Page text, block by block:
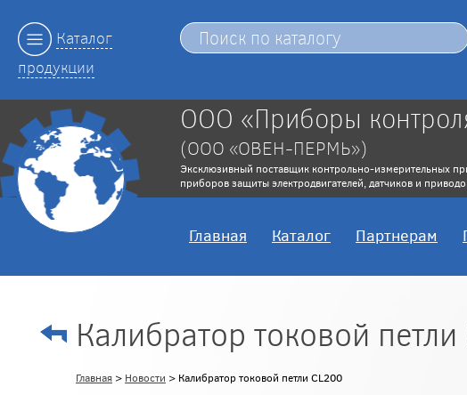
Каталог
продукции
ООО «Приборы
(ООО «ОВЕН-ПЕРМЬ»)
Эксклюзивный поставщик контрольно-измерительных
приборов защиты электродвигателей, датчиков и
Главная Каталог Партнерам
Калибратор токовой
Главная > Новости > Калибратор токовой петли CL200